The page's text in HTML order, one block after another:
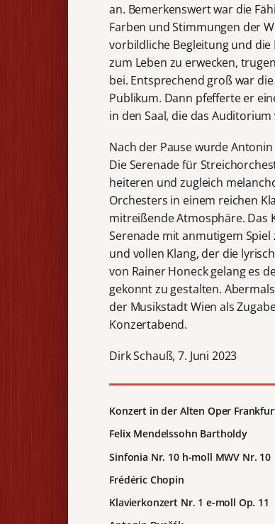
an. Bemerkenswert war die
Farben und Stimmungen der
vorbildliche Begleitung und die
zum Leben zu erwecken,
bei. Entsprechend groß war
Publikum. Dann pfefferte er
in den Saal, die das
Nach der Pause wurde
Die Serenade für
heiteren und zugleich
Orchesters in einem reichen
mitreißende Atmosphäre. Das
Serenade mit anmutigem
und vollen Klang, der die
von Rainer Honeck gelang es
gekonnt zu gestalten.
der Musikstadt Wien als
Konzertabend.
Dirk Schauß, 7. Juni 2023
Konzert in der Alten Oper
Felix Mendelssohn
Sinfonia Nr. 10 h-moll MWV Nr. 10
Frédéric
Klavierkonzert Nr. 1 e-moll Op. 11